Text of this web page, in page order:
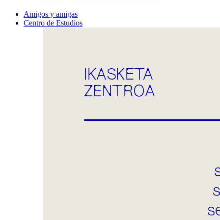
Amigos y amigas
Centro de Estudios